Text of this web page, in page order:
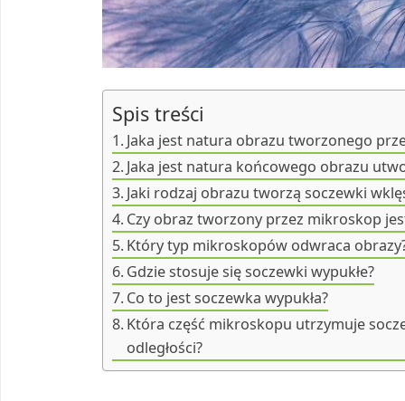
Spis treści
Jaka jest natura obrazu tworzonego
Jaka jest natura końcowego obrazu
Jaki rodzaj obrazu tworzą soczewki
Czy obraz tworzony przez mikroskop
Który typ mikroskopów odwraca
Gdzie stosuje się soczewki wypukłe?
Co to jest soczewka wypukła?
Która część mikroskopu utrzymuje
odległości?